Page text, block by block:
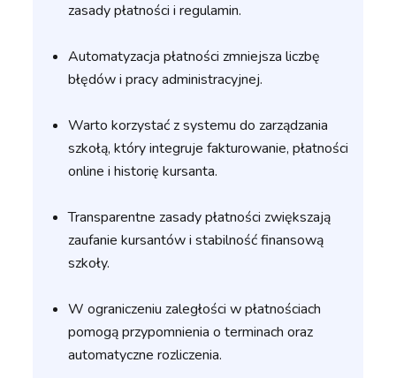
zasady płatności i regulamin.
Automatyzacja płatności zmniejsza liczbę
błędów i pracy administracyjnej.
Warto korzystać z systemu do zarządzania
szkołą, który integruje fakturowanie, płatności
online i historię kursanta.
Transparentne zasady płatności zwiększają
zaufanie kursantów i stabilność finansową
szkoły.
W ograniczeniu zaległości w płatnościach
pomogą przypomnienia o terminach oraz
automatyczne rozliczenia.